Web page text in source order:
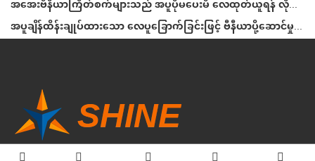
အအေးဗီနီယာကြိတ်စက်များသည် အပူပိုမပေးမီ လေထုတ်ယူရန် လိုအပ်သည်
အပူချိန်ထိန်းချုပ်ထားသော လေပူခြောက်ခြင်းဖြင့် ဗီနီယာပို့ဆောင်မှုကို တည်ငြိမ်စွာထိန်းသိမ်းပါ